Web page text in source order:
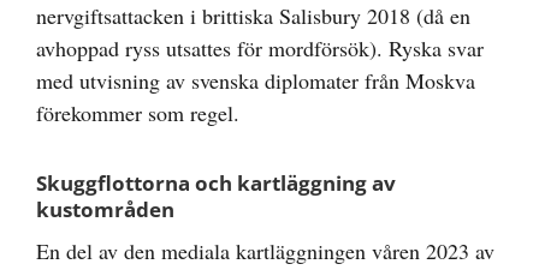
nervgiftsattacken i brittiska Salisbury 2018 (då en
avhoppad ryss utsattes för mordförsök). Ryska svar
med utvisning av svenska diplomater från Moskva
förekommer som regel.
Skuggflottorna och kartläggning av
kustområden
En del av den mediala kartläggningen våren 2023 av